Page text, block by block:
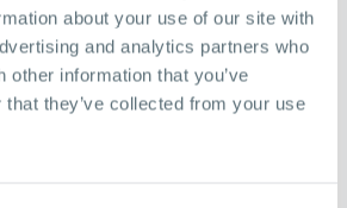
about your use of our site with
and analytics partners who
other information that you’ve
they’ve collected from your use